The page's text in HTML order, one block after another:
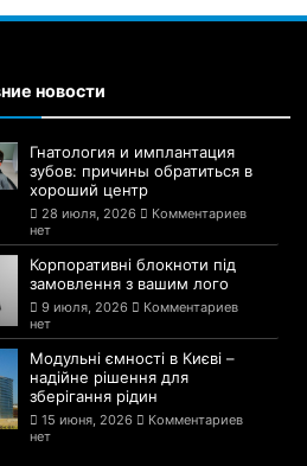
новости
Гнатология и имплантация
зубов: причины обратиться в
хороший центр
28 июля, 2026
Комментариев
нет
Корпоративні блокноти під
замовлення з вашим лого
9 июля, 2026
Комментариев
нет
Модульні ємності в Києві –
надійне рішення для
зберігання рідин
15 июня, 2026
Комментариев
нет